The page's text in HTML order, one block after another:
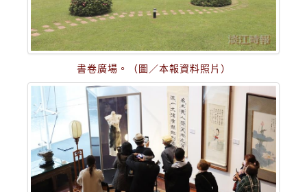
書卷廣場。（圖／本報資料照片）